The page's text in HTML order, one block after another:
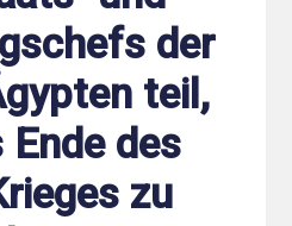
der
teil,
Ende des
zu